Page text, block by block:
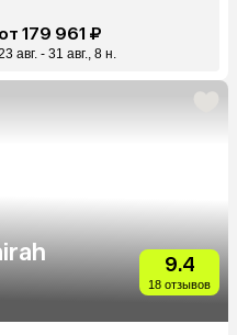
от 179 961 ₽
авг. - 31 авг., 8 н.
9.4
18 отзывов